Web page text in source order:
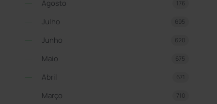
Agosto 176
Julho 695
Junho 620
Maio 675
Abril 671
Março 710